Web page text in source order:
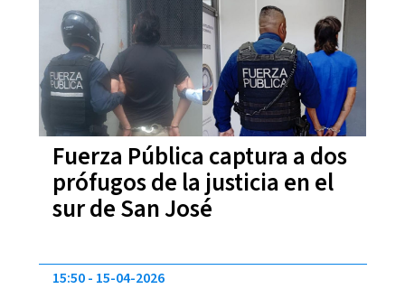
Fuerza Pública captura a dos
prófugos de la justicia en el
sur de San José
15:50 15-04-2026